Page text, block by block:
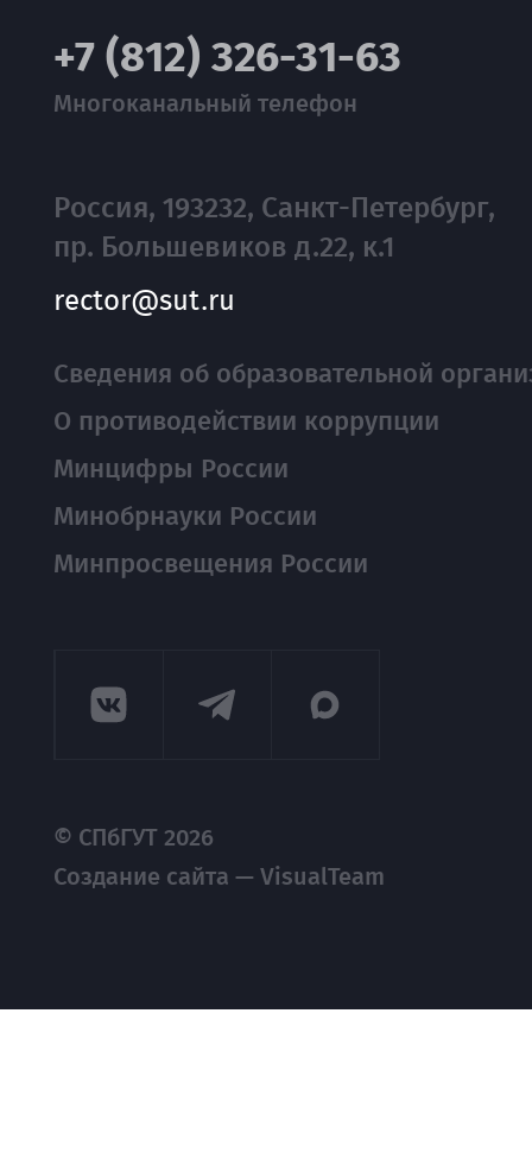
+7 (812) 326-31-63
Многоканальный телефон
Россия, 193232, Санкт-Петербург,
пр. Большевиков д.22, к.1
rector@sut.ru
Сведения об образовательной
О противодействии коррупции
Минцифры России
Минобрнауки России
Минпросвещения России
© СПбГУТ 2026
Создание сайта — VisualTeam